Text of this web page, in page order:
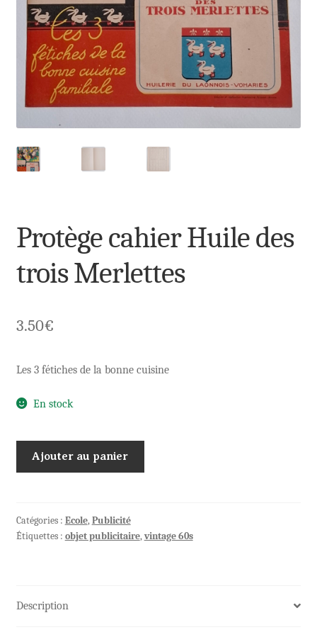
Protège cahier Huile des
trois Merlettes
3.50€
Les 3 fétiches de la bonne cuisine
En stock
Huile
des
Ajouter au panier
Catégories : Ecole,Publicité
Étiquettes : objet publicitaire,vintage 60s
Description